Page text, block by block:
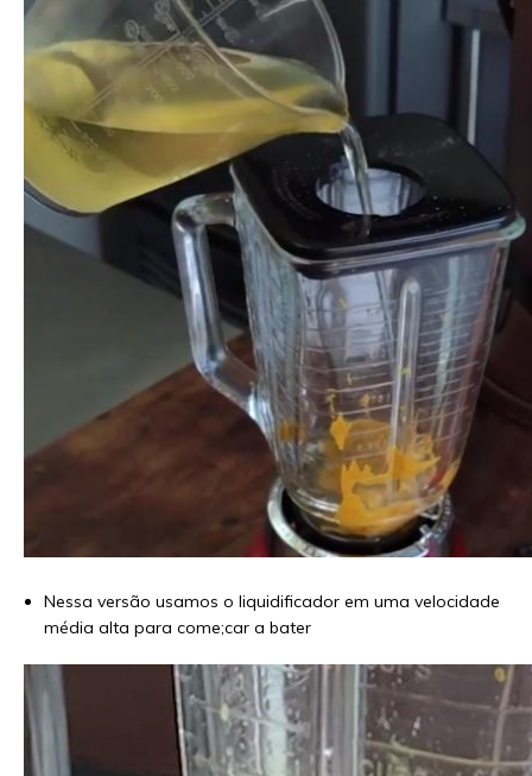
Nessa versão usamos o liquidificador em uma velocidade
média alta para come;car a bater